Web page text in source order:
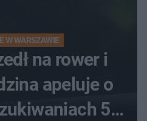
W WARSZAWIE
na rower i
apeluje o
59-